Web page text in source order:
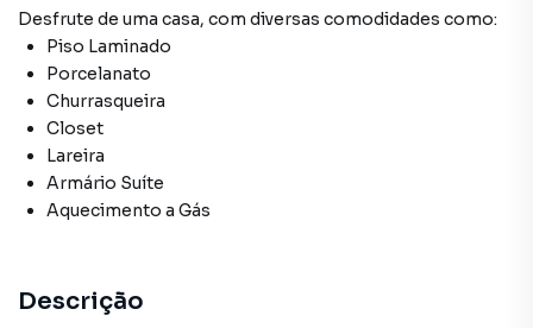
Desfrute de uma casa, com diversas comodidades como:
Piso Laminado
Porcelanato
Churrasqueira
Closet
Lareira
Armário Suíte
Aquecimento a Gás
Descrição